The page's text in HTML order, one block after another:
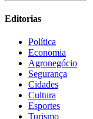
Editorias
Política
Economia
Agronegócio
Segurança
Cidades
Cultura
Esportes
Turismo